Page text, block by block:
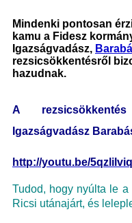
Mindenki pontosan
kamu a Fidesz
Igazságvadász,
rezsicsökkentésről
hazudnak.
A
Igazságvadász
http://youtu.be/
Tudod, hogy nyúlta le
Ricsi utánajárt, és